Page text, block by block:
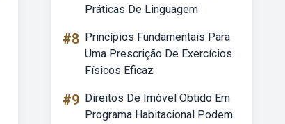
Práticas De Linguagem
#8 Princípios Fundamentais Para
Uma Prescrição De Exercícios
Físicos Eficaz
#9 Direitos De Imóvel Obtido Em
Programa Habitacional Podem